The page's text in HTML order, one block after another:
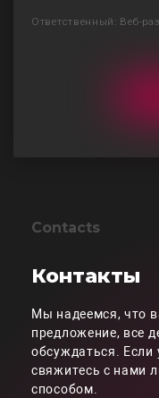
Ответственный: Веб-
Contacts
Контакты
Мы надеемся, что
предложение, все
обсуждаться. Если
свяжитесь с нами
способом.